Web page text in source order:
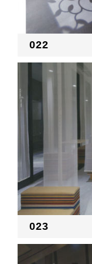
022
023